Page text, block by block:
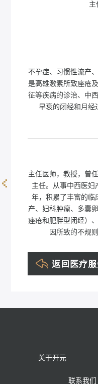
主
不孕症、习惯性流产
是高雄激素所致座疮
征等疾病的诊治、中
早衰的闭经和月经
主任医师，教授，曾
主任。从事中西医妇
年，积累了丰富的临
产、妇科肿瘤、多囊
痤疮和肥胖型闭经）
因所致的不规
关于开元
联系我们
王丹华